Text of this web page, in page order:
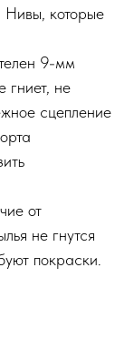
Нивы, которые
9-мм
гниет, не
сцепление
от
не гнутся
покраски.